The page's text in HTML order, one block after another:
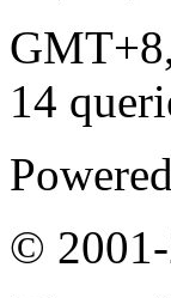
14
©